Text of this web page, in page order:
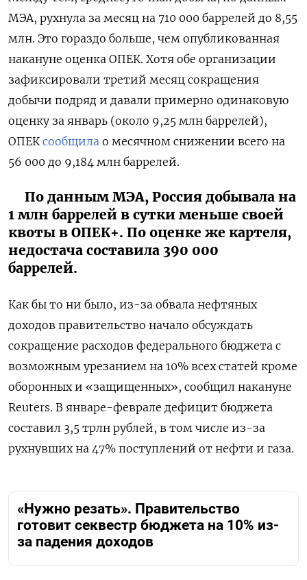
МЭА, рухнула за месяц на 710 000 баррелей до 8,55
млн. Это гораздо больше, чем опубликованная
накануне оценка ОПЕК. Хотя обе организации
зафиксировали третий месяц сокращения
добычи подряд и давали примерно одинаковую
оценку за январь (около 9,25 млн баррелей),
ОПЕК сообщила о месячном снижении всего на
56 000 до 9,184 млн баррелей.
По данным МЭА, Россия добывала на
1 млн баррелей в сутки меньше своей
квоты в ОПЕК+. По оценке же картеля,
недостача составила 390 000
баррелей.
Как бы то ни было, из-за обвала нефтяных
доходов правительство начало обсуждать
сокращение расходов федерального бюджета с
возможным урезанием на 10% всех статей кроме
оборонных и «защищенных», сообщил накануне
Reuters. В январе-феврале дефицит бюджета
составил 3,5 трлн рублей, в том числе из-за
рухнувших на 47% поступлений от нефти и газа.
«Нужно резать». Правительство
готовит секвестр бюджета на 10% из-
за падения доходов